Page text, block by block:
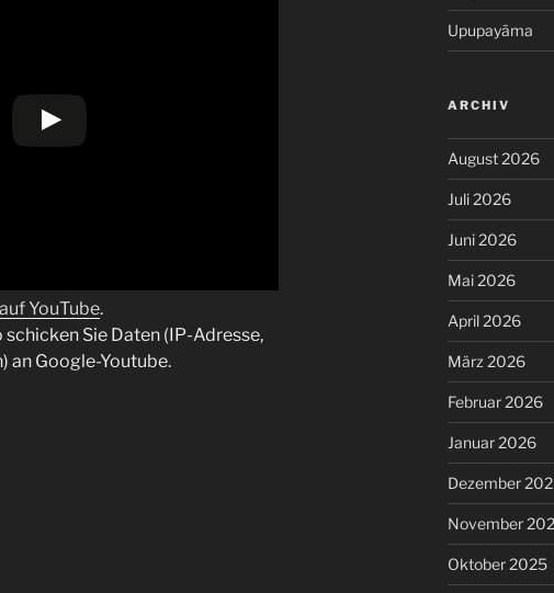
auf YouTube.
Sie Daten (IP-Adresse,
an Google-Youtube.
Upupayāma
ARCHIV
August 2026
Juli 2026
Juni 2026
Mai 2026
April 2026
März 2026
Februar 2026
Januar 2026
Dezember
November
Oktober 2025